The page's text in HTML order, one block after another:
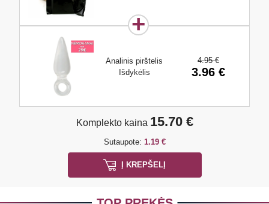
Analinis pirštelis
Išdykėlis
4.95 €
3.96 €
Komplekto kaina 15.70 €
Sutaupote: 1.19 €
Į KREPŠELĮ